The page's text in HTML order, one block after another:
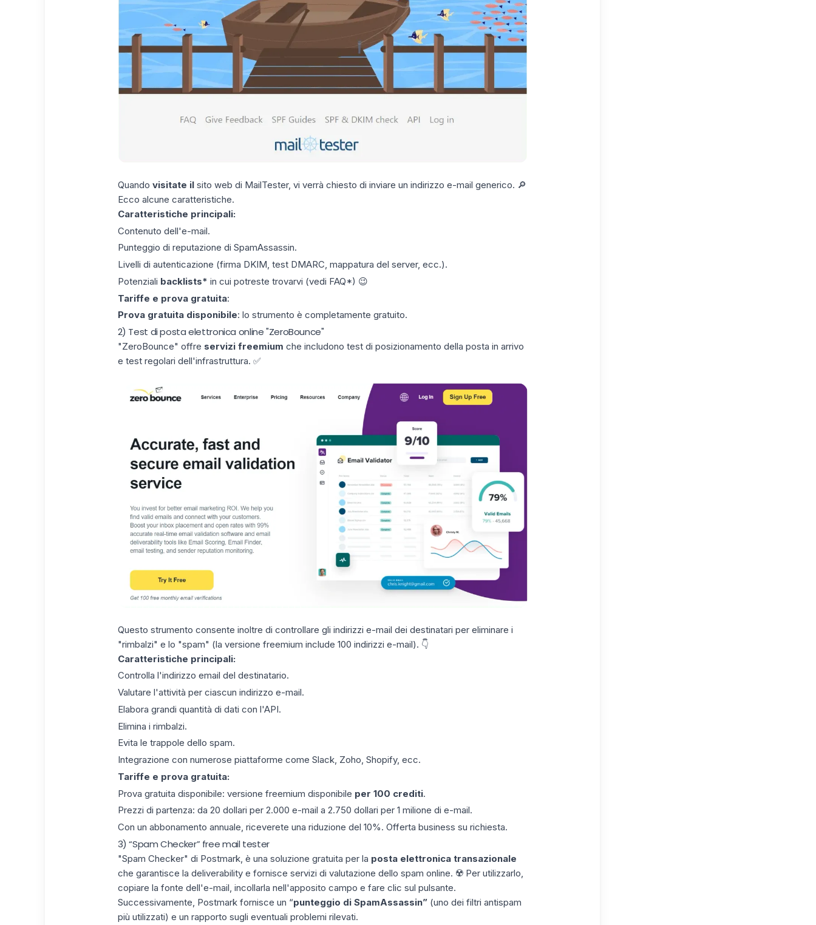
Quando visitate ilsito web di MailTester, vi verrà chiesto di inviare un indirizzo e-mail generico. 🔎
Ecco alcune caratteristiche.
Caratteristiche principali:
Contenuto dell'e-mail.
Punteggio di reputazione di SpamAssassin.
Livelli di autenticazione (firma DKIM, test DMARC, mappatura del server, ecc.).
Potenziali backlists* in cui potreste trovarvi (vedi FAQ*) 😉
Tariffe e prova gratuita:
Prova gratuita disponibile: lo strumento è completamente gratuito.
2) Test di posta elettronica online "ZeroBounce"
"ZeroBounce" offre servizi freemium che includono test di posizionamento della posta in arrivo
e test regolari dell'infrastruttura. ✅
Questo strumento consente inoltre di controllare gli indirizzi e-mail dei destinatari per eliminare i
"rimbalzi" e lo "spam" (la versione freemium include 100 indirizzi e-mail). 👇
Caratteristiche principali:
Controlla l'indirizzo email del destinatario.
Valutare l'attività per ciascun indirizzo e-mail.
Elabora grandi quantità di dati con l'API.
Elimina i rimbalzi.
Evita le trappole dello spam.
Integrazione con numerose piattaforme come Slack, Zoho, Shopify, ecc.
Tariffe e prova gratuita:
Prova gratuita disponibile: versione freemium disponibile per 100 crediti.
Prezzi di partenza: da 20 dollari per 2.000 e-mail a 2.750 dollari per 1 milione di e-mail.
Con un abbonamento annuale, riceverete una riduzione del 10%. Offerta business su richiesta.
3) “Spam Checker” free mail tester
"Spam Checker" di Postmark, è una soluzione gratuita per la posta elettronica transazionale
che garantisce la deliverability e fornisce servizi di valutazione dello spam online. ☢️ Per utilizzarlo,
copiare la fonte dell'e-mail, incollarla nell'apposito campo e fare clic sul pulsante.
Successivamente, Postmark fornisce un “punteggio di SpamAssassin” (uno dei filtri antispam
più utilizzati) e un rapporto sugli eventuali problemi rilevati.